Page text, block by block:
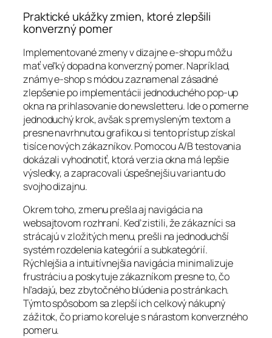
Praktické ukážky zmien, ktoré zlepšili
konverzný pomer
Implementované zmeny v dizajne e-shopu môžu
mať veľký dopad na konverzný pomer. Napríklad,
známy e-shop s módou zaznamenal zásadné
zlepšenie po implementácii jednoduchého pop-up
okna na prihlasovanie do newsletteru. Ide o pomerne
jednoduchý krok, avšak s premysleným textom a
presne navrhnutou grafikou si tento prístup získal
tisíce nových zákazníkov. Pomocou A/B testovania
dokázali vyhodnotiť, ktorá verzia okna má lepšie
výsledky, a zapracovali úspešnejšiu variantu do
svojho dizajnu.
Okrem toho, zmenu prešla aj navigácia na
websajtovom rozhraní. Keď zistili, že zákazníci sa
strácajú v zložitých menu, prešli na jednoduchší
systém rozdelenia kategórií a subkategórií.
Rýchlejšia a intuitívnejšia navigácia minimalizuje
frustráciu a poskytuje zákazníkom presne to, čo
hľadajú, bez zbytočného blúdenia po stránkach.
Týmto spôsobom sa zlepší ich celkový nákupný
zážitok, čo priamo koreluje s nárastom konverzného
pomeru.